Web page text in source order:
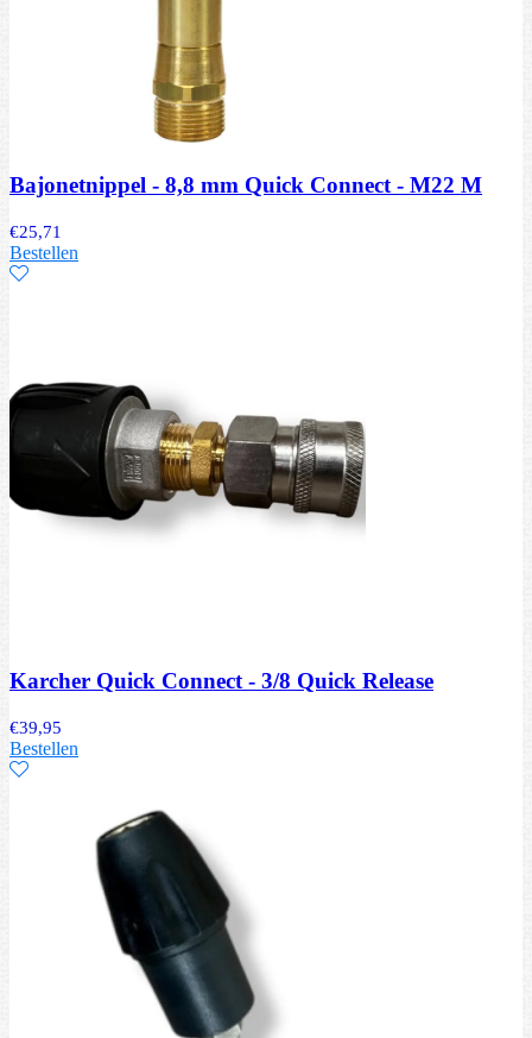
Bajonetnippel - 8,8 mm Quick Connect - M22 M
€25,71
Bestellen
Karcher Quick Connect - 3/8 Quick Release
€39,95
Bestellen